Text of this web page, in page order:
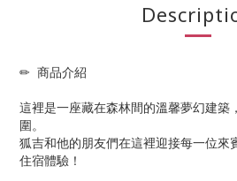
✏ 商品介紹
這裡是一座藏在森林間的溫馨夢幻建築
圍。
狐吉和他的朋友們在這裡迎接每一位來
住宿體驗！